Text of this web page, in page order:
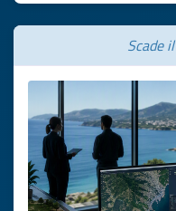
Scade il